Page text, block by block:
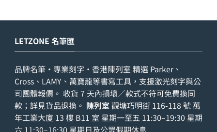
LETZONE 名筆匯
品牌名筆・專業刻字・香港陳列室 精選 Parker、
Cross、LAMY、萬寶龍等書寫工具，支援激光刻字與公
司團體報價。 收貨 7 天內損壞／款式不符可免費換同
款；詳見貨品退換 。 陳列室 觀塘巧明街 116-118 號 萬
年工業大廈 13 樓 B11 室 星期一至五 11:30–19:30 星期
六 11:30–16:30 星期日及公眾假期休息